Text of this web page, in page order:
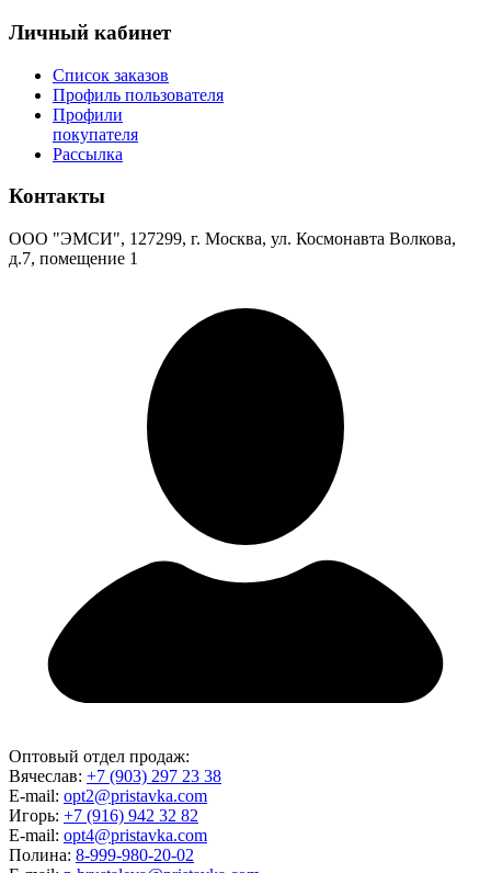
Личный кабинет
Список заказов
Профиль пользователя
Профили
покупателя
Рассылка
Контакты
ООО "ЭМСИ", 127299, г. Москва, ул. Космонавта Волкова,
д.7, помещение 1
Оптовый отдел продаж:
Вячеслав: +7 (903) 297 23 38
E-mail: opt2@pristavka.com
Игорь: +7 (916) 942 32 82
E-mail: opt4@pristavka.com
Полина: 8-999-980-20-02